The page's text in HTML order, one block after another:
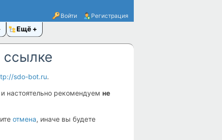
Войти Регистрация
Ещё
sdo-bot.ru.
и настоятельно рекомендуем не
отмена, иначе вы будете